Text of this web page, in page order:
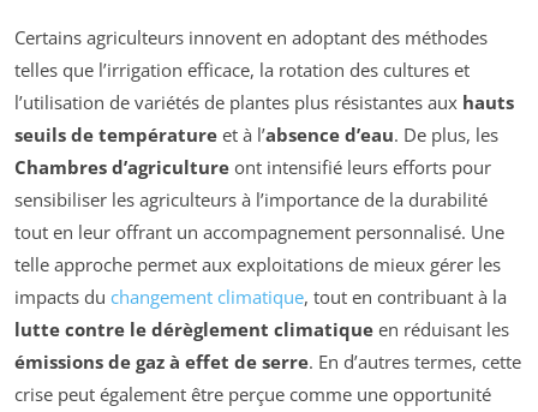
Certains agriculteurs innovent en adoptant des méthodes
telles que l’irrigation efficace, la rotation des cultures et
l’utilisation de variétés de plantes plus résistantes aux hauts
seuils de température et à l’absence d’eau. De plus, les
Chambres d’agriculture ont intensifié leurs efforts pour
sensibiliser les agriculteurs à l’importance de la durabilité
tout en leur offrant un accompagnement personnalisé. Une
telle approche permet aux exploitations de mieux gérer les
impacts du changement climatique, tout en contribuant à la
lutte contre le dérèglement climatique en réduisant les
émissions de gaz à effet de serre. En d’autres termes, cette
crise peut également être perçue comme une opportunité